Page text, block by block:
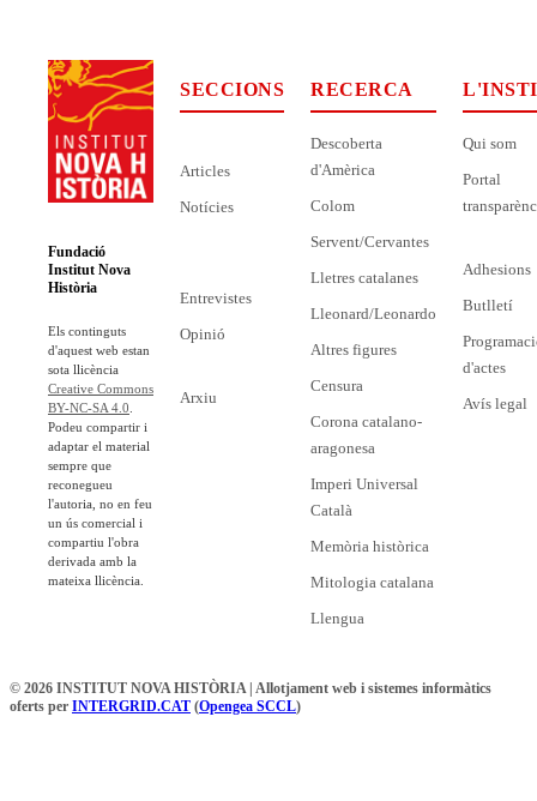
Fundació
Institut Nova
Història
Els continguts
d'aquest web estan
sota llicència
Creative Commons
BY-NC-SA 4.0
Podeu compartir i
adaptar el material
sempre que
reconegueu
l'autoria, no en feu
un ús comercial i
compartiu l'obra
derivada amb la
mateixa llicència.
SECCIONS
Articles
Notícies
Entrevistes
Opinió
Arxiu
RECERCA
Descoberta
d'Amèrica
Colom
Servent/Cervantes
Lletres catalanes
Lleonard/Leonardo
Altres figures
Censura
Corona catalano-
aragonesa
Imperi Universal
Català
Memòria històrica
Mitologia catalana
Llengua
Qui som
Portal
Adhesions
Butlletí
d'actes
Avís legal
© 2026 INSTITUT NOVA HISTÒRIA | Allotjament web i sistemes informàtics
oferts per INTERGRID.CAT (Opengea SCCL)